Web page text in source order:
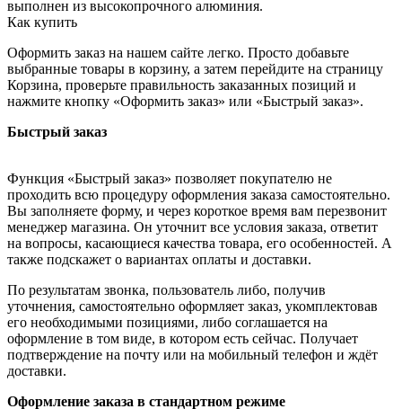
выполнен из высокопрочного алюминия.
Как купить
Оформить заказ на нашем сайте легко. Просто добавьте
выбранные товары в корзину, а затем перейдите на страницу
Корзина, проверьте правильность заказанных позиций и
нажмите кнопку «Оформить заказ» или «Быстрый заказ».
Быстрый заказ
Функция «Быстрый заказ» позволяет покупателю не
проходить всю процедуру оформления заказа самостоятельно.
Вы заполняете форму, и через короткое время вам перезвонит
менеджер магазина. Он уточнит все условия заказа, ответит
на вопросы, касающиеся качества товара, его особенностей. А
также подскажет о вариантах оплаты и доставки.
По результатам звонка, пользователь либо, получив
уточнения, самостоятельно оформляет заказ, укомплектовав
его необходимыми позициями, либо соглашается на
оформление в том виде, в котором есть сейчас. Получает
подтверждение на почту или на мобильный телефон и ждёт
доставки.
Оформление заказа в стандартном режиме